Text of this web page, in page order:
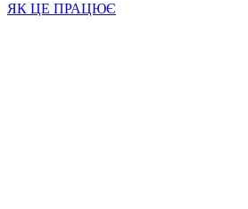
ЯК ЦЕ ПРАЦЮЄ